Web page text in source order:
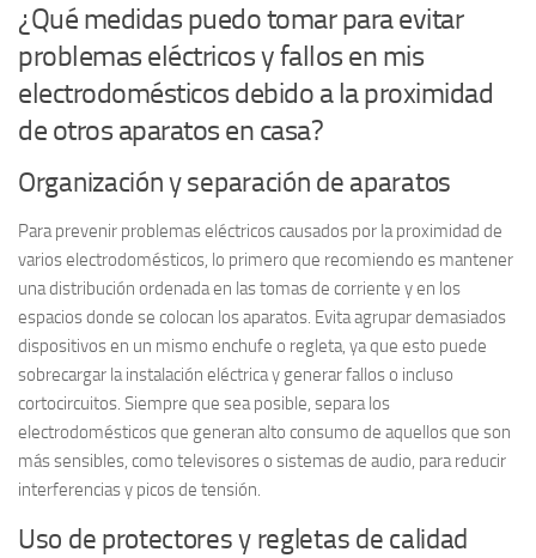
¿Qué medidas puedo tomar para evitar
problemas eléctricos y fallos en mis
electrodomésticos debido a la proximidad
de otros aparatos en casa?
Organización y separación de aparatos
Para prevenir problemas eléctricos causados por la proximidad de
varios electrodomésticos, lo primero que recomiendo es mantener
unadistribución ordenadaen las tomas de corriente y en los
espacios donde se colocan los aparatos. Evita agrupar demasiados
dispositivos en un mismo enchufe o regleta, ya que esto puede
sobrecargar la instalación eléctrica y generar fallos o incluso
cortocircuitos. Siempre que sea posible, separa los
electrodomésticos que generan alto consumo de aquellos que son
más sensibles, como televisores o sistemas de audio, para reducir
interferencias y picos de tensión.
Uso de protectores y regletas de calidad